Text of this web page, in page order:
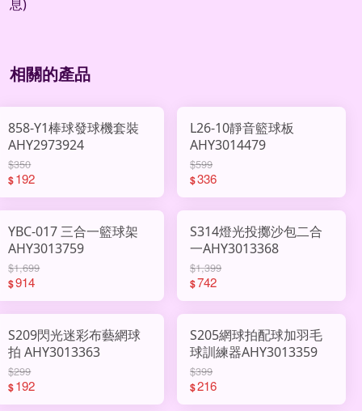
息)
相關的產品
858-Y1棒球發球機套裝
AHY2973924
$350
$192
L26-10靜音籃球板
AHY3014479
$599
$336
YBC-017 三合一籃球架
AHY3013759
$1,699
$914
S314燈光投擲沙包二合
一AHY3013368
$1,399
$742
S209閃光迷彩布藝網球
拍 AHY3013363
$299
$192
S205網球拍配球加羽毛
球訓練器AHY3013359
$399
$216